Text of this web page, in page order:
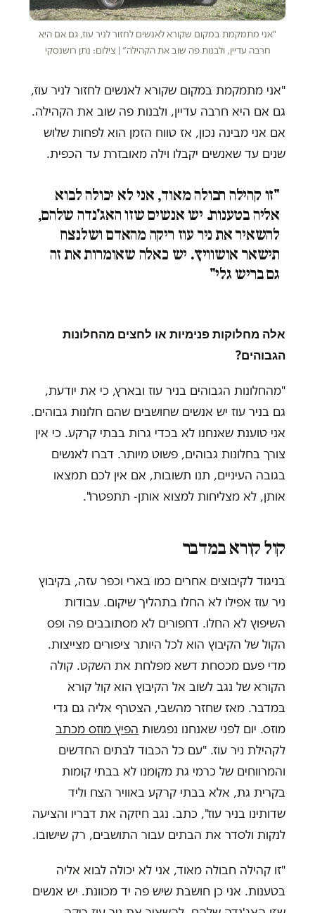
"אני מתמקמת במקום שקורא לאנשים לחזור לניר עוז, גם אם היא
חרבה עדיין, ולבנות פה שוב את הקהילה״ | צילום: נתן רושנסקי
"אני מתמקמת במקום שקורא לאנשים לחזור לניר עוז,
גם אם היא חרבה עדיין, ולבנות פה שוב את הקהילה.
אם אני מבינה נכון, אז טווח הזמן הוא לפחות שלוש
שנים עד שאנשים יקבלו וילה מאובזרת עד הכפית.
"זו קהילה חבולה מאוד, אני לא יכולה לבוא
אליה בטענות. יש אנשים שזו האג'נדה שלהם,
להשאיר את ניר עוז ריקה מהאדם ושלנצח
תישאר אושוויץ. יש כאלה שאומרות את זה
גם בריש גלי"
אלה מחלוקות פנימיות או לחצים מהחלונות
הגבוהים?
"מהחלונות הגבוהים בניר עוז ובארץ, כי את יודעת,
גם בניר עוז יש אנשים שחושבים שהם חלונות גבוהים.
אני טוענת שאנחנו לא בכדי גרות בבתי קרקע. כי אין
צורך בחלונות גבוהים, פשוט מיותר. דברו לאנשים
בגובה העיניים, תנו תשובות, אם אין לכם תמצאו
אותן, לא מצליחות למצוא אותן- תתפטרו".
קול קורא במדבר
בניגוד לקיבוצים אחרים כמו בארי וכפר עזה, בקיבוץ
ניר עוז אפילו לא החלו בתהליך שיקום. עבודות
השיפוץ לא החלו. דחפורים לא מסתובבים פה ופס
הקול של הקיבוץ הוא לכל היותר ציפורים מצייצות.
מדי פעם מכסחת דשא מפלחת את השקט. קולה
הקורא של נגב לשוב אל הקיבוץ הוא קול קורא
במדבר. מאז שחזר מהשבי, הצטרף אליה גם גדי
מוזס. יום לפני שאנחנו נפגשות הפיץ מוזס מכתב
לקהילת ניר עוז. "עם כל הכבוד לבתים החדשים
והמרווחים של כרמי גת מקומנו לא בבתי קומות
בקרית גת, אלא בבתי קרקע באוויר הצח וליד
שדותינו בניר עוז", כתב. נגב חיזקה את דבריו והציעה
לנקות ולסדר את הבתים עבור התושבים, רק שישובו.
"זו קהילה חבולה מאוד, אני לא יכולה לבוא אליה
בטענות. אני כן חושבת שיש פה יד מכוונת. יש אנשים